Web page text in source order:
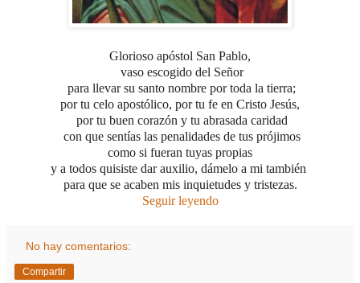
Glorioso apóstol San Pablo,
vaso escogido del Señor
para llevar su santo nombre por toda la tierra;
por tu celo apostólico, por tu fe en Cristo Jesús,
por tu buen corazón y tu abrasada caridad
con que sentías las penalidades de tus prójimos
como si fueran tuyas propias
y a todos quisiste dar auxilio, dámelo a mi también
para que se acaben mis inquietudes y tristezas.
Seguir leyendo
No hay comentarios:
Compartir